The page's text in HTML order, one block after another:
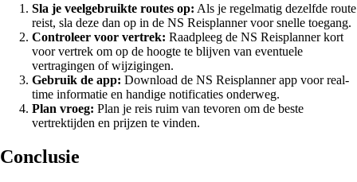
Sla je veelgebruikte routes op: Als je regelmatig dezelfde route
reist, sla deze dan op in de NS Reisplanner voor snelle toegang.
Controleer voor vertrek: Raadpleeg de NS Reisplanner kort
voor vertrek om op de hoogte te blijven van eventuele
vertragingen of wijzigingen.
Gebruik de app: Download de NS Reisplanner app voor real-
time informatie en handige notificaties onderweg.
Plan vroeg: Plan je reis ruim van tevoren om de beste
vertrektijden en prijzen te vinden.
Conclusie